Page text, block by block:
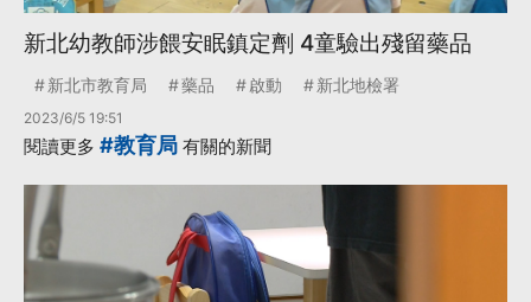
新北幼教師涉餵安眠鎮定劑 4童驗出殘留藥品
新北市教育局 藥品 啟動 新北地檢署
2023/6/5 19:51
閱讀更多 #教育局 有關的新聞